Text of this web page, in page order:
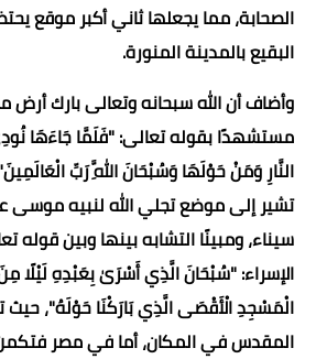
الصحابة، مما يجعلها ثاني أكبر موقع
البقيع بالمدينة المنورة.
وأضاف أن الله سبحانه وتعالى بارك أرض
مستشهدًا بقوله تعالى: "فَلَمَّا جَاءَهَا
النَّارِ وَمَنْ حَوْلَهَا وَسُبْحَانَ اللَّهِ رَبِّ
تشير إلى موضع تجلي الله لنبيه موسى
سيناء، ومبينًا التشابه بينها وبين
الإسراء: "سُبْحَانَ الَّذِي أَسْرَىٰ بِعَبْدِهِ لَيْلًا
الْمَسْجِدِ الْأَقْصَى الَّذِي بَارَكْنَا حَوْلَهُ"،
المقدس في المكان، أما في مصر